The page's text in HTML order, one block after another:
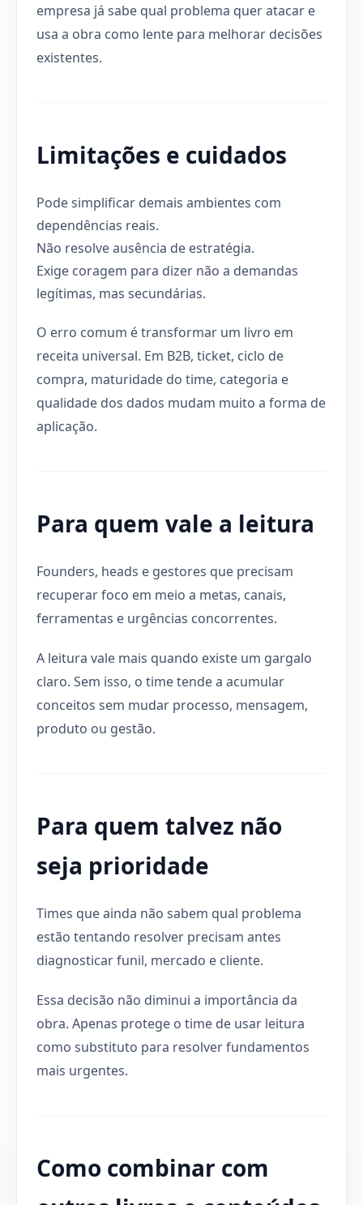
empresa já sabe qual problema quer atacar e
usa a obra como lente para melhorar decisões
existentes.
Limitações e cuidados
Pode simplificar demais ambientes com
dependências reais.
Não resolve ausência de estratégia.
Exige coragem para dizer não a demandas
legítimas, mas secundárias.
O erro comum é transformar um livro em
receita universal. Em B2B, ticket, ciclo de
compra, maturidade do time, categoria e
qualidade dos dados mudam muito a forma de
aplicação.
Para quem vale a leitura
Founders, heads e gestores que precisam
recuperar foco em meio a metas, canais,
ferramentas e urgências concorrentes.
A leitura vale mais quando existe um gargalo
claro. Sem isso, o time tende a acumular
conceitos sem mudar processo, mensagem,
produto ou gestão.
Para quem talvez não
seja prioridade
Times que ainda não sabem qual problema
estão tentando resolver precisam antes
diagnosticar funil, mercado e cliente.
Essa decisão não diminui a importância da
obra. Apenas protege o time de usar leitura
como substituto para resolver fundamentos
mais urgentes.
Como combinar com